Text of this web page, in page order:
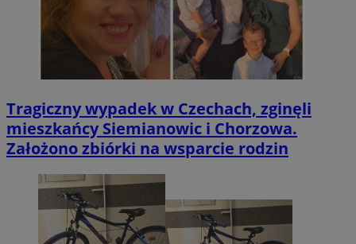
Tragiczny wypadek w Czechach, zginęli
mieszkańcy Siemianowic i Chorzowa.
Założono zbiórki na wsparcie rodzin